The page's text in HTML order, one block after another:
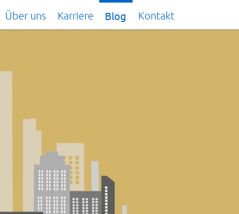
Über uns Karriere Blog Kontakt